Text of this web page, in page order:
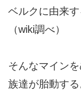
ベルクに由来す
（wiki調べ）
そんなマイン
族達が胎動する